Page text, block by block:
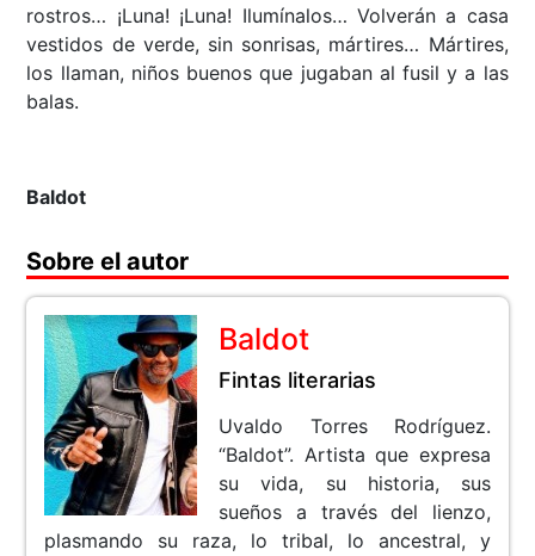
rostros… ¡Luna! ¡Luna! Ilumínalos… Volverán a casa
vestidos de verde, sin sonrisas, mártires… Mártires,
los llaman, niños buenos que jugaban al fusil y a las
balas.
Baldot
Sobre el autor
Baldot
Fintas literarias
Uvaldo Torres Rodríguez.
“Baldot”. Artista que expresa
su vida, su historia, sus
sueños a través del lienzo,
plasmando su raza, lo tribal, lo ancestral, y